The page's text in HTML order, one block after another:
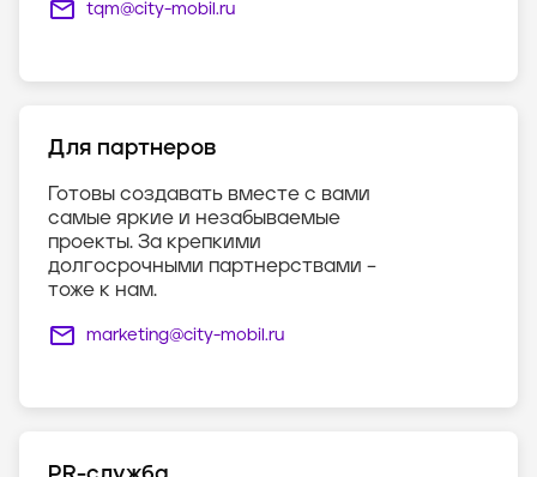
tqm@city-mobil.ru
Для партнеров
Готовы создавать вместе с вами
самые яркие и незабываемые
проекты. За крепкими
долгосрочными партнерствами –
тоже к нам.
marketing@city-mobil.ru